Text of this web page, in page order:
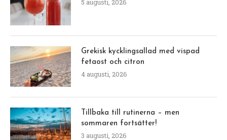
5 augusti, 2026
Grekisk kycklingsallad med vispad
fetaost och citron
4 augusti, 2026
Tillbaka till rutinerna – men
sommaren fortsätter!
3 augusti, 2026